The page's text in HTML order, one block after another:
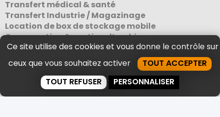
Transfert médical & santé
Transfert Industrie / Magazinage
Location de box de stockage mobile
Conservation & gestion d’archives
Traitement documentaire
Evacuation & Recyclage
Expertise & Qualité
Objectif formation
Vos archives
Ce site utilise des cookies et vous donne le contrôle sur
ceux que vous souhaitez activer
TOUT ACCEPTER
TOUT REFUSER
PERSONNALISER